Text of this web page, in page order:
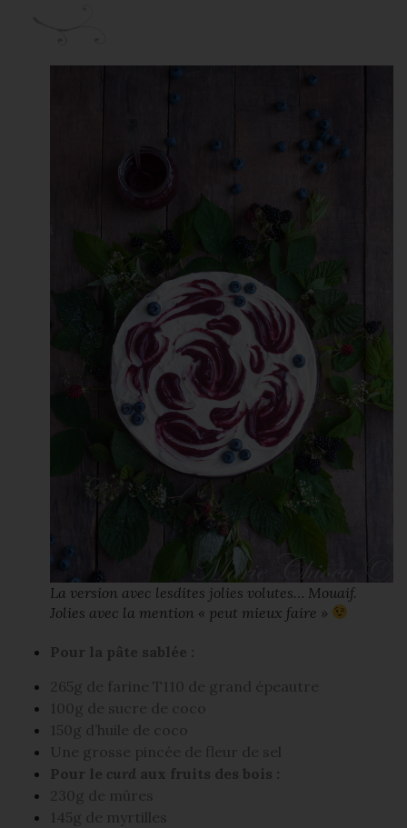
La version avec lesdites jolies volutes… Mouaif.
Jolies avec la mention « peut mieux faire »
Pour la pâte sablée :
265g de farine T110 de grand épeautre
100g de sucre de coco
150g d’huile de coco
Une grosse pincée de fleur de sel
Pour le curd aux fruits des bois :
230g de mûres
145g de myrtilles